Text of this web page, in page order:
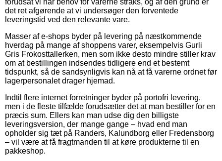
det ret afgørende at vi undersøger den forventede
leveringstid ved den relevante vare.
Masser af e-shops byder på levering på næstkommende
hverdag på mange af shoppens varer, eksempelvis Gurli
Gris Frokosttallerken, men som ikke desto mindre stiller krav
om at bestillingen indsendes tidligere end et bestemt
tidspunkt, så de sandsynligvis kan nå at få varerne ordnet før
lagerpersonalet drager hjemad.
Indtil flere internet forretninger byder på portofri levering,
men i de fleste tilfælde forudsætter det at man bestiller for en
præcis sum. Ellers kan man udse dig den billigste
leveringsversion, der mange gange – hvad end man
opholder sig tæt på Randers, Kalundborg eller Fredensborg
– vil være at få fragtmanden til at køre produkterne til en
pakkeshop.